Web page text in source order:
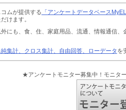
コムが提供する 「アンケートデータベース
けます。
外にも、食、住、家庭用品、流通、情報通信、
集計、クロス集計、自由回答、ローデータ を
★アンケートモニター募集中！モニタ